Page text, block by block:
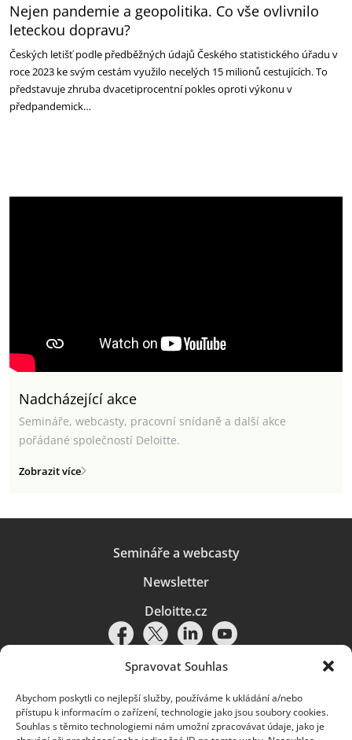
Spravovat Souhlas
Abychom poskytli co nejlepší služby, používáme k ukládání a/nebo
přístupu k informacím o zařízení, technologie jako jsou soubory cookies.
Souhlas s těmito technologiemi nám umožní zpracovávat údaje, jako je
Nejen pandemie a geopolitika. Co vše ovlivnilo
leteckou dopravu?
Českých letišť podle předběžných údajů Českého statistického úřadu v
roce 2023 ke svým cestám využilo necelých 15 milionů cestujících. To
představuje zhruba dvacetiprocentní pokles oproti výkonu v
předpandemick…
Nadcházející akce
Semináře, webcasty, pracovní snídaně a další akce
pořádané společností Deloitte.
Zobrazit více
Semináře a webcasty
Newsletter
Deloitte.cz
Pravidla používání|Ochrana osobních údajů|Soubory cookies |
Deloitte.cz